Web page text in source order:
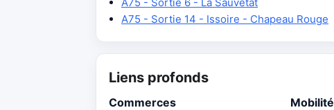
A75 - Sortie 14 - Issoire - Chapeau Rouge
Liens profonds
Commerces Mobilité